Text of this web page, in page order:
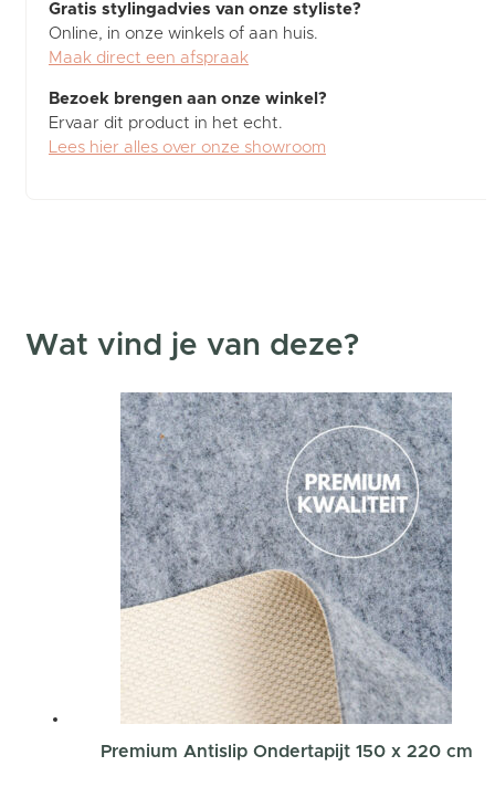
Gratis stylingadvies van onze styliste?
Online, in onze winkels of aan huis.
Maak direct een afspraak
Bezoek brengen aan onze winkel?
Ervaar dit product in het echt.
Lees hier alles over onze showroom
Wat vind je van deze?
Premium Antislip Ondertapijt 150 x 220 cm